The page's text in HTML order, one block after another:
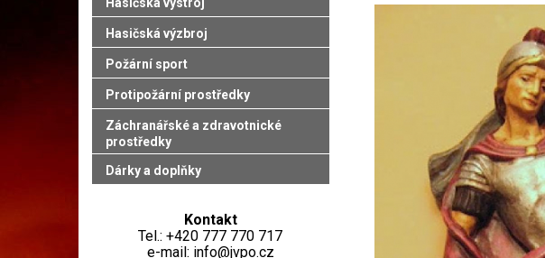
Hasičská výzbroj
Požární sport
Protipožární prostředky
Záchranářské a zdravotnické
prostředky
Dárky a doplňky
Kontakt
Tel.: +420 777 770 717
e-mail: info@jvpo.cz